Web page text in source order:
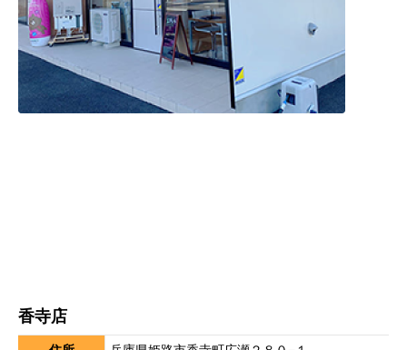
香寺店